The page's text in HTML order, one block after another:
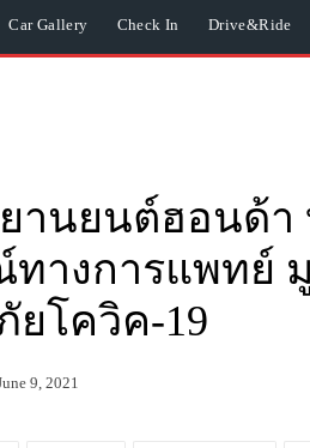
Car Gallery Check In Drive&Ride
านยนต์ฮอนด้า
างการแพทย์
ยโควิค-19
9, 2021